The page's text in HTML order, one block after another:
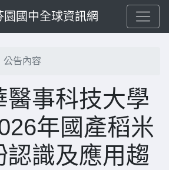
園國中全球資訊網
公告內容
醫事科技大學
年國產稻米
認識及應用趨